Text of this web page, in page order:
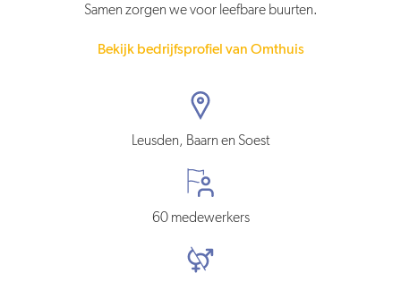
Samen zorgen we voor leefbare buurten.
Bekijk bedrijfsprofiel van Omthuis
Leusden, Baarn en Soest
60 medewerkers